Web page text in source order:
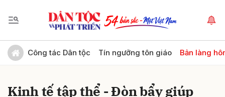
Công tác Dân tộc Tín ngưỡng tôn giáo Bản làng
Kinh tế tập thể - Đòn bẩy giúp
Gửi bình luận